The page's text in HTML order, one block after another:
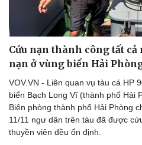
Cứu nạn thành công tất
nạn ở vùng biển Hải
VOV.VN - Liên quan vụ tàu cá HP
biển Bạch Long Vĩ (thành phố Hải
Biên phòng thành phố Hải Phòng
11/11 ngư dân trên tàu đã được
thuyền viên đều ổn định.